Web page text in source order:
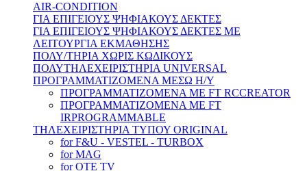
AIR-CONDITION
ΓΙΑ ΕΠΙΓΕΙΟΥΣ ΨΗΦΙΑΚΟΥΣ ΔΕΚΤΕΣ
ΓΙΑ ΕΠΙΓΕΙΟΥΣ ΨΗΦΙΑΚΟΥΣ ΔΕΚΤΕΣ ΜΕ
ΛΕΙΤΟΥΡΓΙΑ ΕΚΜΑΘΗΣΗΣ
ΠΟΛΥ/ΤΗΡΙΑ ΧΩΡΙΣ ΚΩΔΙΚΟΥΣ
ΠΟΛΥΤΗΛΕΧΕΙΡΙΣΤΗΡΙΑ UNIVERSAL
ΠΡΟΓΡΑΜΜΑΤΙΖΟΜΕΝΑ ΜΕΣΩ H/Y
ΠΡΟΓΡΑΜΜΑΤΙΖΟΜΕΝΑ ΜΕ FT RCCREATOR
ΠΡΟΓΡΑΜΜΑΤΙΖΟΜΕΝΑ ΜΕ FT
IRPROGRAMMABLE
ΤΗΛΕΧΕΙΡΙΣΤΗΡΙΑ ΤΥΠΟΥ ORIGINAL
for F&U - VESTEL - TURBOX
for MAG
for OTE TV